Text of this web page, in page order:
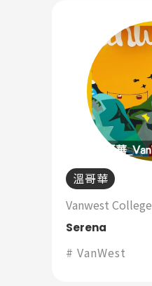
溫哥華
Vanwest College
Serena
VanWest